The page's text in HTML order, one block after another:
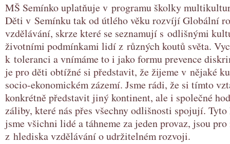
MŠ Semínko uplatňuje v programu školky
Děti v Semínku tak od útlého věku rozvíjí Globální
vzdělávání, skrze které se seznamují s odlišnými
životními podmínkami lidí z různých koutů světa.
k toleranci a vnímáme to i jako formu prevence
je pro děti obtížné si představit, že žijeme v nějaké
socio-ekonomickém zázemí. Jsme rádi, že si tímto
konkrétně představit jiný kontinent, ale i společné
záliby, které nás přes všechny odlišnosti spojují. Tyto
jsme všichni lidé a táhneme za jeden provaz, jsou
z hlediska vzdělávání o udržitelném rozvoji.